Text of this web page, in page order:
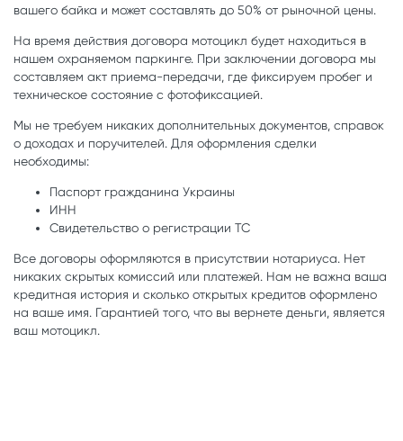
вашего байка и может составлять до 50% от рыночной цены.
На время действия договора мотоцикл будет находиться в
нашем охраняемом паркинге. При заключении договора мы
составляем акт приема-передачи, где фиксируем пробег и
техническое состояние с фотофиксацией.
Мы не требуем никаких дополнительных документов, справок
о доходах и поручителей. Для оформления сделки
необходимы:
Паспорт гражданина Украины
ИНН
Свидетельство о регистрации ТС
Все договоры оформляются в присутствии нотариуса. Нет
никаких скрытых комиссий или платежей. Нам не важна ваша
кредитная история и сколько открытых кредитов оформлено
на ваше имя. Гарантией того, что вы вернете деньги, является
ваш мотоцикл.